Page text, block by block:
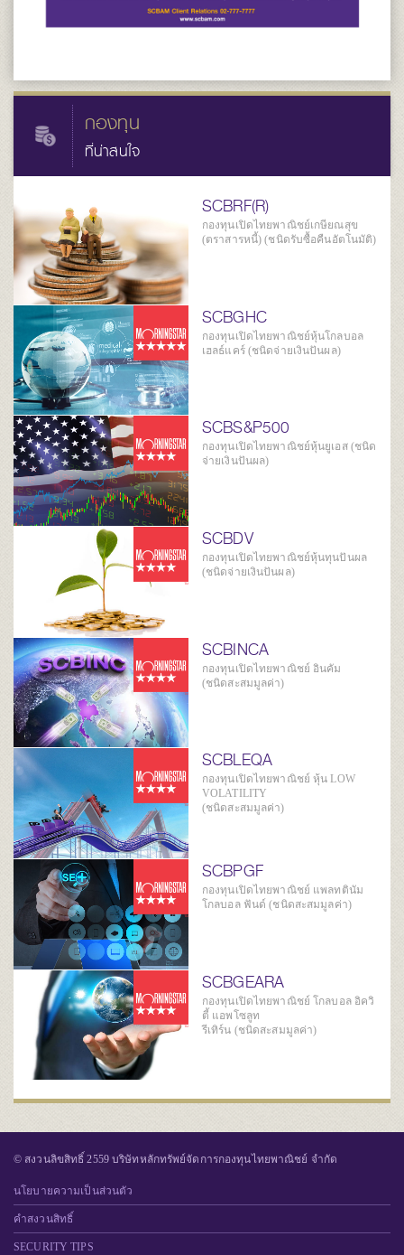
กองทุน
ที่น่าสนใจ
SCBRF(R)
กองทุนเปิดไทยพาณิชย์เกษียณสุข
(ตราสารหนี้) (ชนิดรับซื้อคืนอัตโนมัติ)
SCBGHC
กองทุนเปิดไทยพาณิชย์หุ้นโกลบอล
เฮลธ์แคร์ (ชนิดจ่ายเงินปันผล)
SCBS&P500
กองทุนเปิดไทยพาณิชย์หุ้นยูเอส (ชนิด
จ่ายเงินปันผล)
SCBDV
กองทุนเปิดไทยพาณิชย์หุ้นทุนปันผล
(ชนิดจ่ายเงินปันผล)
SCBINCA
กองทุนเปิดไทยพาณิชย์ อินคัม
(ชนิดสะสมมูลค่า)
SCBLEQA
กองทุนเปิดไทยพาณิชย์ หุ้น LOW
VOLATILITY
(ชนิดสะสมมูลค่า)
SCBPGF
กองทุนเปิดไทยพาณิชย์ แพลทตินัม
โกลบอล ฟันด์ (ชนิดสะสมมูลค่า)
SCBGEARA
กองทุนเปิดไทยพาณิชย์ โกลบอล อิควิ
ตี้ แอพโซลูท
รีเทิร์น (ชนิดสะสมมูลค่า)
© สงวนลิขสิทธิ์ 2559 บริษัทหลักทรัพย์จัดการกองทุนไทยพาณิชย์ จำกัด
นโยบายความเป็นส่วนตัว
คำสงวนสิทธิ์
SECURITY TIPS